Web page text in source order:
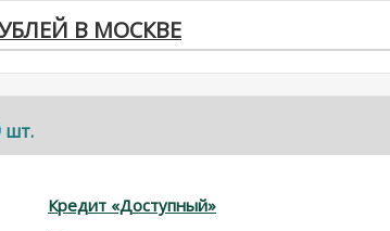
В МОСКВЕ
шт.
Кредит «Доступный»